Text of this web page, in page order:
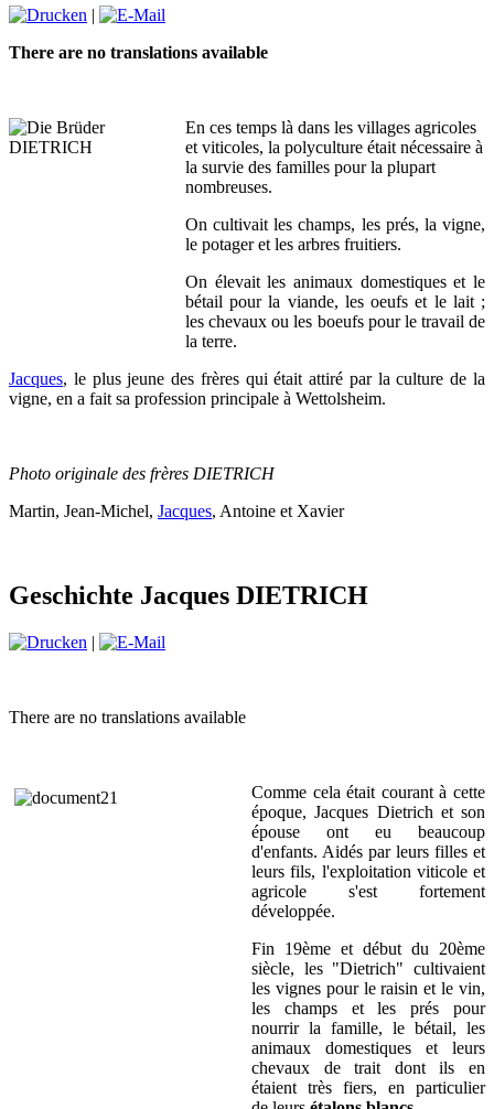
|
There are no translations available
En ces temps là dans les villages agricoles
et viticoles, la polyculture était nécessaire à
la survie des familles pour la plupart
nombreuses.
On cultivait les champs, les prés, la vigne,
le potager et les arbres fruitiers.
On élevait les animaux domestiques et le
bétail pour la viande, les oeufs et le lait ;
les chevaux ou les boeufs pour le travail de
la terre.
Jacques, le plus jeune des frères qui était attiré par la culture de la
vigne, en a fait sa profession principale à Wettolsheim.
Photo originale des frères DIETRICH
Martin, Jean-Michel, Jacques, Antoine et Xavier
Geschichte Jacques DIETRICH
|
There are no translations available
Comme cela était courant à cette
époque, Jacques Dietrich et son
épouse ont eu beaucoup
d'enfants. Aidés par leurs filles et
leurs fils, l'exploitation viticole et
agricole s'est fortement
développée.
Fin 19ème et début du 20ème
siècle, les "Dietrich" cultivaient
les vignes pour le raisin et le vin,
les champs et les prés pour
nourrir la famille, le bétail, les
animaux domestiques et leurs
chevaux de trait dont ils en
étaient très fiers, en particulier